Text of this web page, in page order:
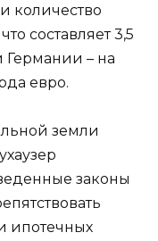
количество
составляет 3,5
Германии – на
евро.
земли
законы
ипотечных